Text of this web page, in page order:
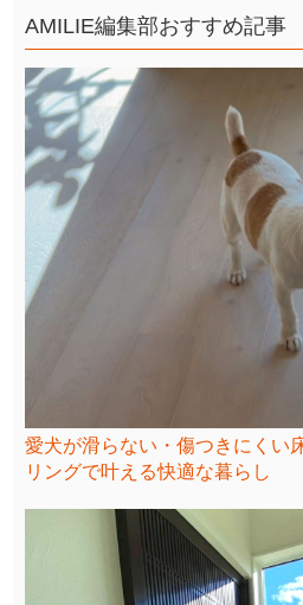
AMILIE編集部おすすめ記事
愛犬が滑らない・傷つきにくい
リングで叶える快適な暮らし